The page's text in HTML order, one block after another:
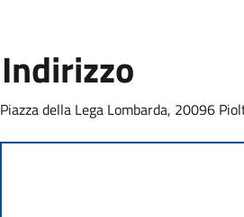
Indirizzo
Piazza della Lega Lombarda, 20096